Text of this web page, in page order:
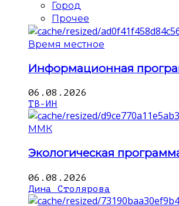
Город
Прочее
Время местное
Информационная
06.08.2026
ТВ-ИН
ММК
Экологическая
06.08.2026
Дина Столярова